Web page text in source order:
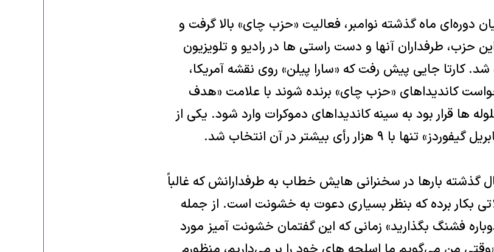
دوره‌ای ماه گذشته نوامبر، فعالیت «حزب چای» بالا گرفت و
حزب، طرفداران آنها و دست راستی ها در رادیو و تلویزیون
کارتا جایی پیش رفت که «سارا پیلن» روی نقشه آمریکا،
کاندیداهای «حزب چای» برنده شوند با علامت «هدف
ها قرار بود به سینه کاندیداهای دموکرات وارد شود. یکی از
هزار رأی بیشتر در آن انتخاب شد.
گذشته بارها در سخنرانی هایش خطاب به طرفدارانش که غالباً
بکار برده که بنظر بسیاری دعوت به خشونت است. از جمله
فشنگ بگذارید» زمانی که این گفتمان خشونت آمیز مورد